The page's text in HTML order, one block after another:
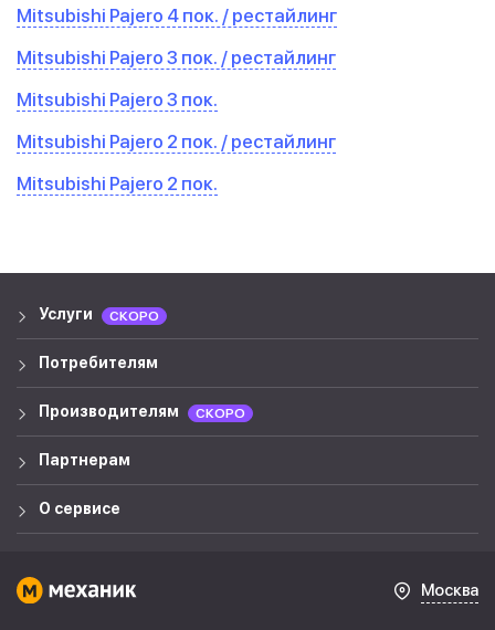
Mitsubishi Pajero 4 пок. / рестайлинг
Mitsubishi Pajero 3 пок. / рестайлинг
Mitsubishi Pajero 3 пок.
Mitsubishi Pajero 2 пок. / рестайлинг
Mitsubishi Pajero 2 пок.
Услуги СКОРО
Потребителям
Производителям СКОРО
Партнерам
О сервисе
Москва